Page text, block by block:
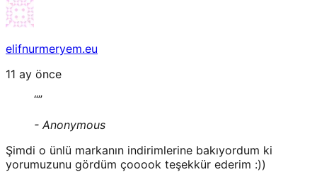
elifnurmeryem.eu
11 ay önce
“”
- Anonymous
Şimdi o ünlü markanın indirimlerine bakıyordum ki
yorumuzunu gördüm çooook teşekkür ederim :))